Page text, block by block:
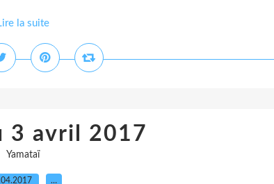
la suite
3 avril 2017
Yamataï
…